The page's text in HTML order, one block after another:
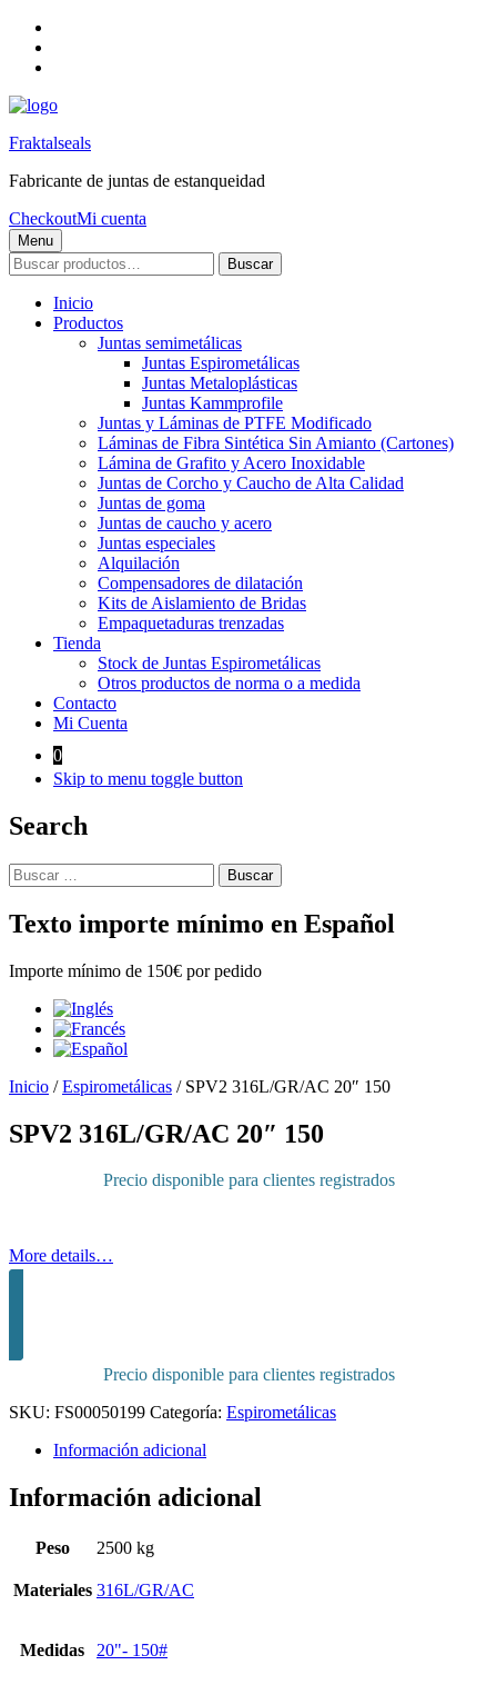
content
footer
Fraktalseals
Fabricante de juntas de estanqueidad
CheckoutMi cuenta
Menu
Buscar
por:
Buscar
Inicio
Productos
Juntas semimetálicas
Juntas Espirometálicas
Juntas Metaloplásticas
Juntas Kammprofile
Juntas y Láminas de PTFE Modificado
Láminas de Fibra Sintética Sin Amianto (Cartones)
Lámina de Grafito y Acero Inoxidable
Juntas de Corcho y Caucho de Alta Calidad
Juntas de goma
Juntas de caucho y acero
Juntas especiales
Alquilación
Compensadores de dilatación
Kits de Aislamiento de Bridas
Empaquetaduras trenzadas
Tienda
Stock de Juntas Espirometálicas
Otros productos de norma o a medida
Contacto
Mi Cuenta
0
Skip to menu toggle button
Search
Buscar:
Texto importe mínimo en Español
Importe mínimo de 150€ por pedido
Inicio /Espirometálicas / SPV2 316L/GR/AC 20″ 150
SPV2 316L/GR/AC 20″ 150
Precio disponible para clientes registrados
More details…
Precio disponible para clientes registrados
SKU: FS00050199 Categoría: Espirometálicas
Información adicional
Información adicional
Peso 2500 kg
Materiales 316L/GR/AC
Medidas 20"- 150#